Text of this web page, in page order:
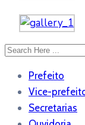
Prefeito
Vice-
Secretarias